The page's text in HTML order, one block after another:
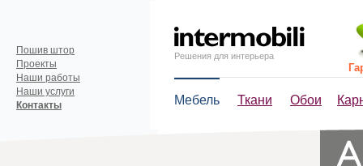
Решения для интерьера
Мебель Ткани Обои
Пошив штор
Проекты
Наши работы
Наши услуги
Контакты